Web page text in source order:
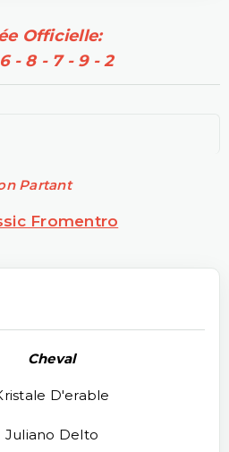
Officielle:
6 - 8 - 7 - 9 - 2
Partant
Fromentro
Cheval
D'erable
Juliano Delto